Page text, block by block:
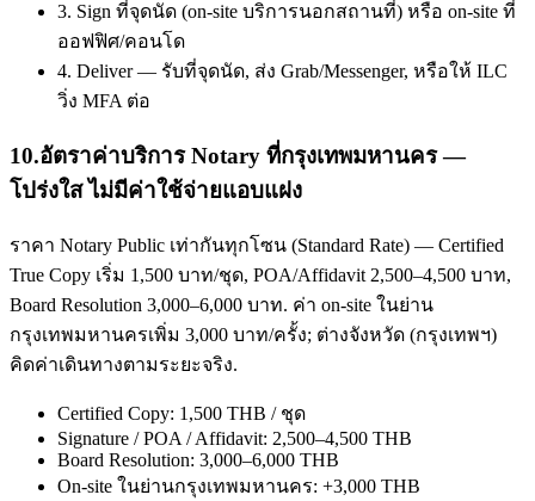
3. Sign ที่จุดนัด (on-site บริการนอกสถานที่) หรือ on-site ที่
ออฟฟิศ/คอนโด
4. Deliver — รับที่จุดนัด, ส่ง Grab/Messenger, หรือให้ ILC
วิ่ง MFA ต่อ
10.อัตราค่าบริการ Notary ที่กรุงเทพมหานคร —
โปร่งใส ไม่มีค่าใช้จ่ายแอบแฝง
ราคา Notary Public เท่ากันทุกโซน (Standard Rate) — Certified
True Copy เริ่ม 1,500 บาท/ชุด, POA/Affidavit 2,500–4,500 บาท,
Board Resolution 3,000–6,000 บาท. ค่า on-site ในย่าน
กรุงเทพมหานครเพิ่ม 3,000 บาท/ครั้ง; ต่างจังหวัด (กรุงเทพฯ)
คิดค่าเดินทางตามระยะจริง.
Certified Copy: 1,500 THB / ชุด
Signature / POA / Affidavit: 2,500–4,500 THB
Board Resolution: 3,000–6,000 THB
On-site ในย่านกรุงเทพมหานคร: +3,000 THB